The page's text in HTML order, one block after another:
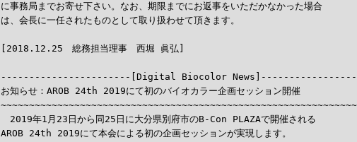
に事務局までお寄せ下さい。なお、期限までにお返事をいただかなかった場合
は、会長に一任されたものとして取り扱わせて頂きます。
-----------------------[Digital Biocolor
お知らせ：AROB 24th 2019にて初のバイオカラー企画セッション開催
2019年1月23日から同25日に大分県別府市のB-Con PLAZAで開催される
AROB 24th 2019にて本会による初の企画セッションが実現します。